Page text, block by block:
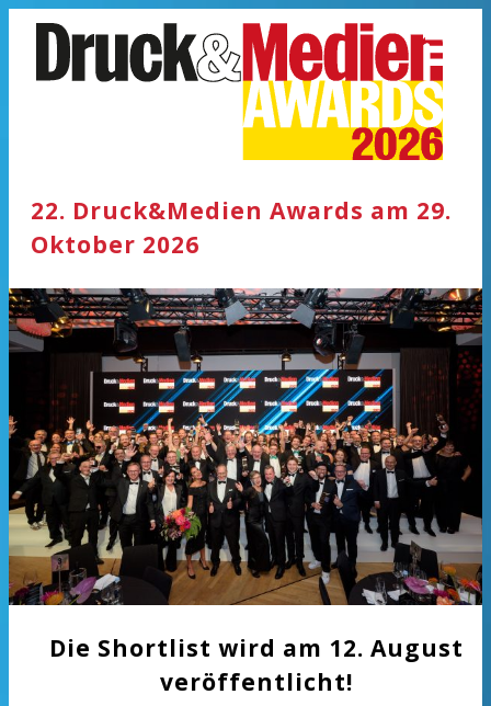
22. Druck&Medien Awards am 29.
Oktober 2026
Die Shortlist wird am 12. August
veröffentlicht!